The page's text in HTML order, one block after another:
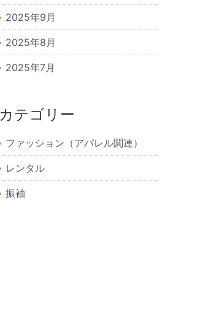
2025年9月
2025年8月
2025年7月
カテゴリー
ファッション（アパレル関連）
レンタル
振袖